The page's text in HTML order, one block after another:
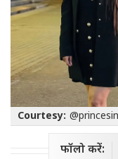
Courtesy:
फॉलो करें: